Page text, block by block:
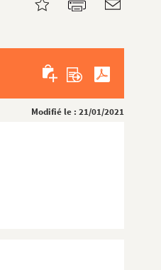
Modifié le : 21/01/2021